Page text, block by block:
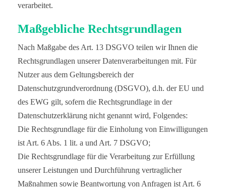
verarbeitet.
Maßgebliche Rechtsgrundlagen
Nach Maßgabe des Art. 13 DSGVO teilen wir Ihnen die
Rechtsgrundlagen unserer Datenverarbeitungen mit. Für
Nutzer aus dem Geltungsbereich der
Datenschutzgrundverordnung (DSGVO), d.h. der EU und
des EWG gilt, sofern die Rechtsgrundlage in der
Datenschutzerklärung nicht genannt wird, Folgendes:
Die Rechtsgrundlage für die Einholung von Einwilligungen
ist Art. 6 Abs. 1 lit. a und Art. 7 DSGVO;
Die Rechtsgrundlage für die Verarbeitung zur Erfüllung
unserer Leistungen und Durchführung vertraglicher
Maßnahmen sowie Beantwortung von Anfragen ist Art. 6